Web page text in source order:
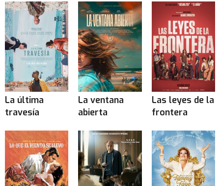
La última
travesía
La ventana
abierta
Las leyes de la
frontera